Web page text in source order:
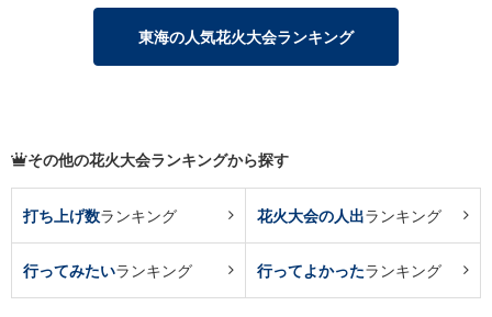
東海の人気花火大会ランキング
その他の花火大会ランキングから探す
打ち上げ数ランキング 花火大会の人出ランキング
行ってみたいランキング 行ってよかったランキング